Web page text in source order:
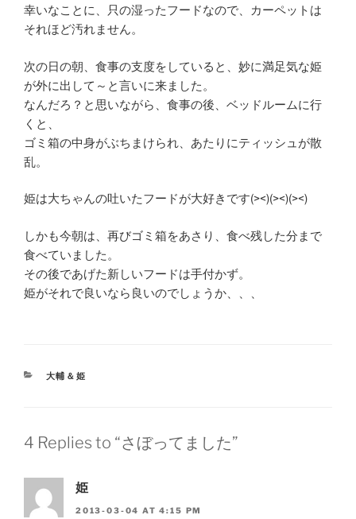
幸いなことに、只の湿ったフードなので、カーペットは
それほど汚れません。
次の日の朝、食事の支度をしていると、妙に満足気な姫
が外に出して～と言いに来ました。
なんだろ？と思いながら、食事の後、ベッドルームに行
くと、
ゴミ箱の中身がぶちまけられ、あたりにティッシュが散
乱。
姫は大ちゃんの吐いたフードが大好きです(><)(><)(><)
しかも今朝は、再びゴミ箱をあさり、食べ残した分まで
食べていました。
その後であげた新しいフードは手付かず。
姫がそれで良いなら良いのでしょうか、、、
CATEGORIES
大輔＆姫
4 Replies to “さぼってました”
姫
2013-03-04 AT 4:15 PM